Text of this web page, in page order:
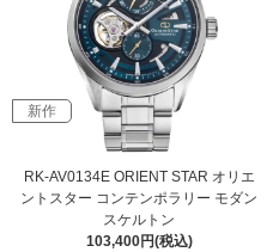
新作
RK-AV0134E ORIENT STAR オリエ
ントスター コンテンポラリー モダン
スケルトン
103,400円(税込)